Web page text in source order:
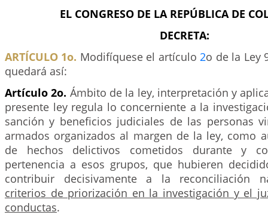
EL CONGRESO DE LA REPÚBLICA DE
DECRETA:
ARTÍCULO 1o. Modifíquese el artículo2o de la Ley
quedará así:
Artículo 2o. Ámbito de la ley, interpretación y
presente ley regula lo concerniente a la
sanción y beneficios judiciales de las personas
armados organizados al margen de la ley, como
de hechos delictivos cometidos durante y
pertenencia a esos grupos, que hubieren
contribuir decisivamente a la reconciliación
criterios de priorización en la investigación y el
conductas.